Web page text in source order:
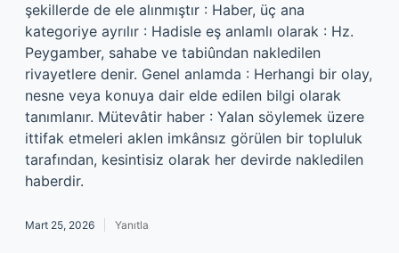
şekillerde de ele alınmıştır : Haber, üç ana
kategoriye ayrılır : Hadisle eş anlamlı olarak : Hz.
Peygamber, sahabe ve tabiûndan nakledilen
rivayetlere denir. Genel anlamda : Herhangi bir olay,
nesne veya konuya dair elde edilen bilgi olarak
tanımlanır. Mütevâtir haber : Yalan söylemek üzere
ittifak etmeleri aklen imkânsız görülen bir topluluk
tarafından, kesintisiz olarak her devirde nakledilen
haberdir.
Mart 25, 2026 Yanıtla